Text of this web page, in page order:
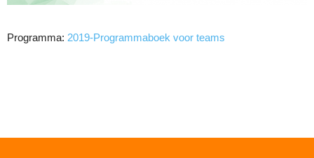
Programma: 2019-Programmaboek voor teams